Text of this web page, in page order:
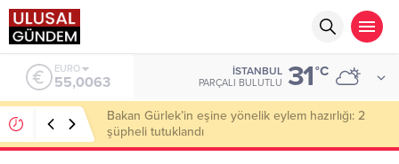
ALTIN
6.543,59
İSTANBUL
PARÇALI BULUTLU 31°C
Ahbap Derneği’nde milyonluk vurgun iddiası: Haluk
Levent ve Ekibine gözaltı